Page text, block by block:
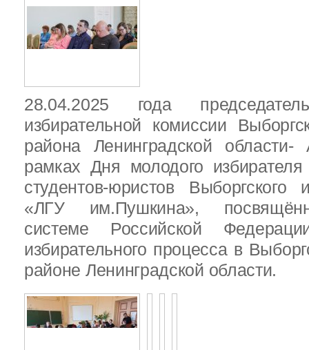
28.04.2025 года
избирательной комиссии
района Ленинградской
рамках Дня молодого
студентов-юристов Выборгского
«ЛГУ им.Пушкина»,
системе Российской
избирательного процесса в
районе Ленинградской области.